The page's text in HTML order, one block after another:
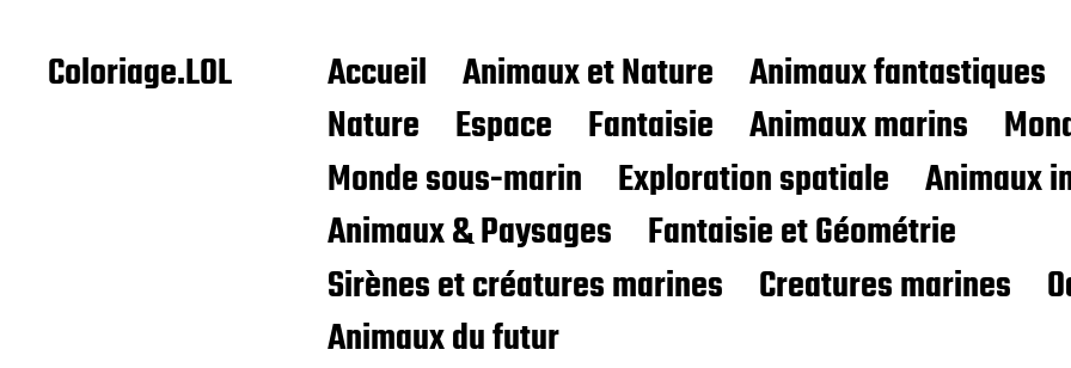
Coloriage.LOL Accueil Animaux et Nature
Animaux fantastiques
Nature
Espace Fantaisie Animaux marins
Monde sous-marin
Exploration spatiale
Animaux
Animaux & Paysages
Fantaisie et Géométrie
Sirènes et créatures marines
Creatures marines
Animaux du futur